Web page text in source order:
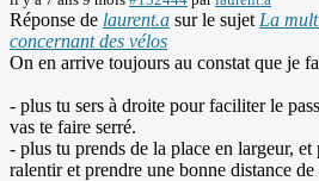
Réponse de laurent.a sur le sujet La
concernant des vélos
On en arrive toujours au constat que je
- plus tu sers à droite pour faciliter le
vas te faire serré.
- plus tu prends de la place en largeur,
ralentir et prendre une bonne distance